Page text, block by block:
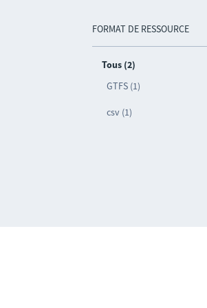
FORMAT DE RESSOURCE
Tous (2)
GTFS (1)
csv (1)